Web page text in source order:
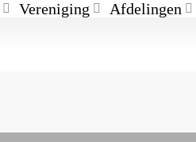
Vereniging Afdelingen